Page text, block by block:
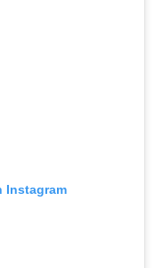
Instagram